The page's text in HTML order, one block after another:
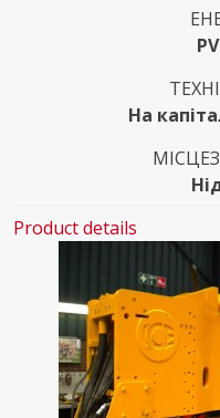
На
Product details